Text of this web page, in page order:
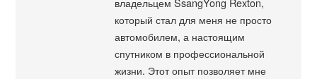
который стал для меня не просто
автомобилем, а настоящим
спутником в профессиональной
жизни. Этот опыт позволяет мне